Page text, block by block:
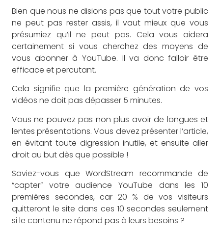
Bien que nous ne disions pas que tout votre public
ne peut pas rester assis, il vaut mieux que vous
présumiez qu’il ne peut pas. Cela vous aidera
certainement si vous cherchez des moyens de
vous abonner à YouTube. Il va donc falloir être
efficace et percutant.
Cela signifie que la première génération de vos
vidéos ne doit pas dépasser 5 minutes.
Vous ne pouvez pas non plus avoir de longues et
lentes présentations. Vous devez présenter l’article,
en évitant toute digression inutile, et ensuite aller
droit au but dès que possible !
Saviez-vous que WordStream recommande de
“capter” votre audience YouTube dans les 10
premières secondes, car 20 % de vos visiteurs
quitteront le site dans ces 10 secondes seulement
si le contenu ne répond pas à leurs besoins ?